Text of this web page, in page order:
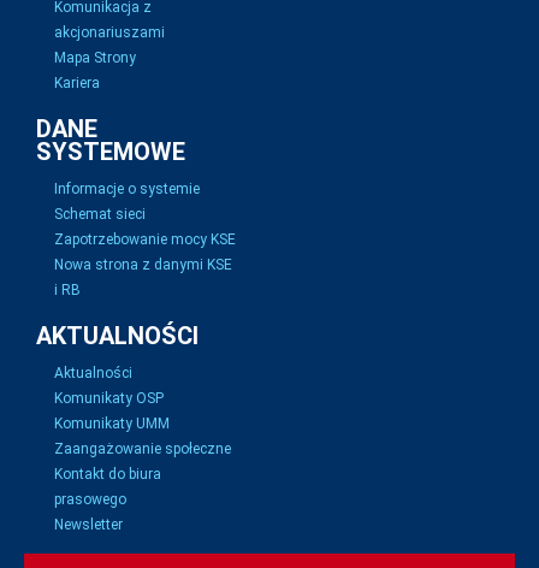
Komunikacja z
akcjonariuszami
Mapa Strony
Kariera
DANE
SYSTEMOWE
Informacje o systemie
Schemat sieci
Zapotrzebowanie mocy KSE
Nowa strona z danymi KSE
i RB
AKTUALNOŚCI
Aktualności
Komunikaty OSP
Komunikaty UMM
Zaangażowanie społeczne
Kontakt do biura
prasowego
Newsletter